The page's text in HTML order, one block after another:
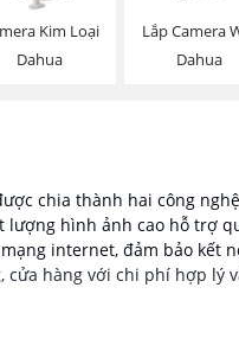
Kim Loại
Dahua
Lắp Camera
Dahua
chia thành hai công
lượng hình ảnh cao hỗ trợ
internet, đảm bảo kết
cửa hàng với chi phí hợp lý